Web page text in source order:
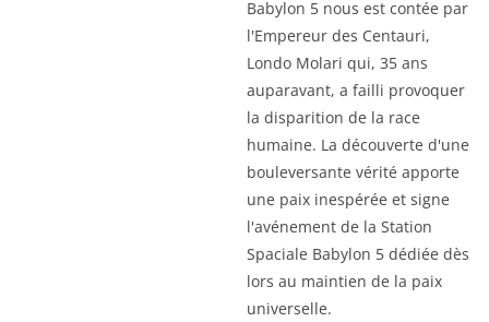
Babylon 5 nous est contée par
l'Empereur des Centauri,
Londo Molari qui, 35 ans
auparavant, a failli provoquer
la disparition de la race
humaine. La découverte d'une
bouleversante vérité apporte
une paix inespérée et signe
l'avénement de la Station
Spaciale Babylon 5 dédiée dès
lors au maintien de la paix
universelle.